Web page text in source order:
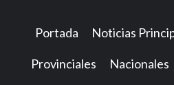
Portada Noticias
Provinciales Nacionales